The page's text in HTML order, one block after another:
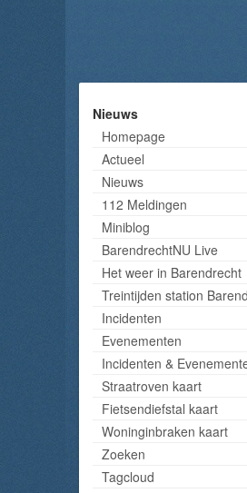
Nieuws
Homepage
Actueel
Nieuws
112 Meldingen
Miniblog
BarendrechtNU Live
Het weer in Barendrecht
Treintijden station
Incidenten
Evenementen
Incidenten &
Straatroven kaart
Fietsendiefstal kaart
Woninginbraken kaart
Zoeken
Tagcloud